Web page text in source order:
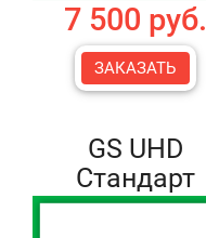
7 500 руб.
ЗАКАЗАТЬ
GS UHD
Стандарт